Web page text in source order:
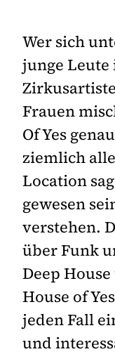
Wer sich
junge Leute
Frauen
Of Yes
ziemlich
Location
gewesen
verstehen.
über Funk
Deep House
House of
jeden Fall
und